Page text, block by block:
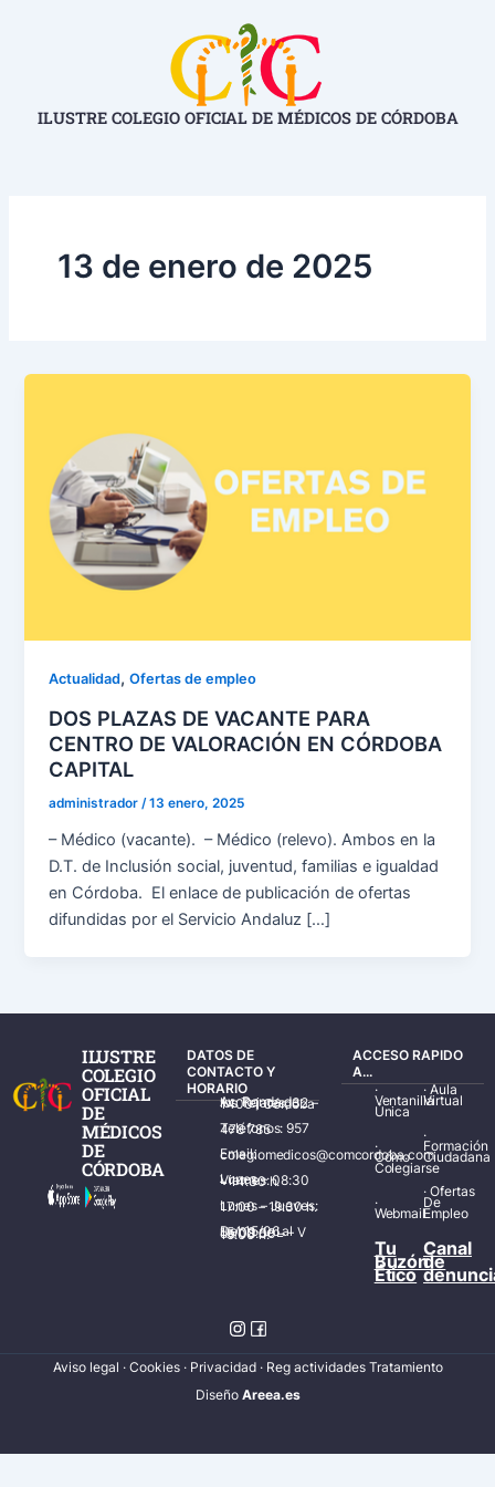
ILUSTRE COLEGIO OFICIAL DE MÉDICOS DE CÓRDOBA
13 de enero de 2025
Actualidad,Ofertas de empleo
DOS PLAZAS DE VACANTE PARA
CENTRO DE VALORACIÓN EN CÓRDOBA
CAPITAL
administrador/13 enero, 2025
– Médico (vacante). – Médico (relevo). Ambos en la
D.T. de Inclusión social, juventud, familias e igualdad
en Córdoba. El enlace de publicación de ofertas
difundidas por el Servicio Andaluz […]
ILUSTRE
COLEGIO
OFICIAL
DE
MÉDICOS
DE
CÓRDOBA
DATOS DE
CONTACTO Y
HORARIO
Av. Ronda de los Tejares, 32 – 14001 Córdoba
Teléfonos: 957 478 785
Email: colegiomedicos@comcordoba.com
Lunes – Viernes: 08:30 – 14:30 h.
Lunes – Jueves: 17:00 – 19:30 h.
Del 15/06 al 15/09 de L – V de 08:00 – 15:00 h.
ACCESO RAPIDO
A...
·
Ventanilla
Única
·
Cómo
Colegiarse
·
Webmail
·Aula
Virtual
·
Formación
Ciudadana
·Ofertas
De
Empleo
Tu
Buzón
Ético
Canal
de
Aviso legal · Cookies· Privacidad · Reg actividades Tratamiento
Diseño Areea.es